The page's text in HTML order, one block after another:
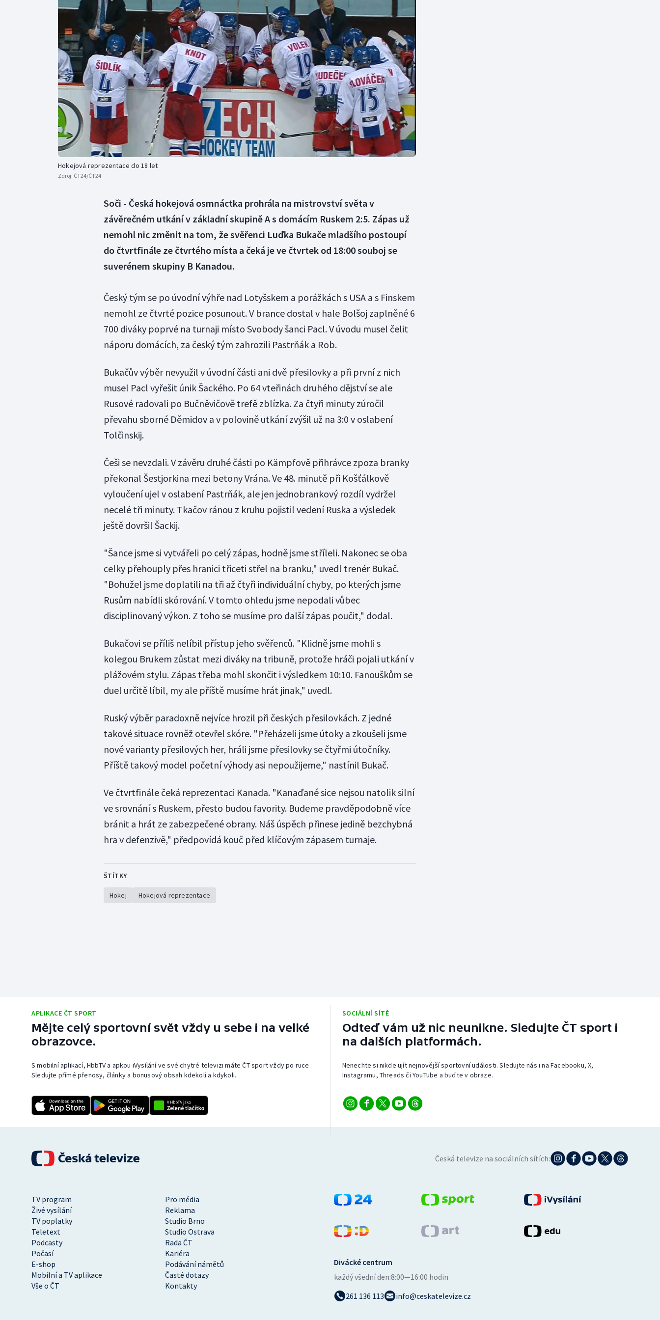
Curling
Dostihy
Florbal
Futsal
Golf
Gymnastika
Moderní pětiboj
Motorsport
Olympijské hry
Parasport
Plavání
Plážový volejbal
Vodní slalom
Volejbal
Ostatní
Hokejová reprezentace do 18 let
Zdroj: ČT24/ČT24
Soči - Česká hokejová osmnáctka prohrála na mistrovství světa v
závěrečném utkání v základní skupině A s domácím Ruskem 2:5. Zápas už
nemohl nic změnit na tom, že svěřenci Luďka Bukače mladšího postoupí
do čtvrtfinále ze čtvrtého místa a čeká je ve čtvrtek od 18:00 souboj se
suverénem skupiny B Kanadou.
Český tým se po úvodní výhře nad Lotyšskem a porážkách s USA a s Finskem
nemohl ze čtvrté pozice posunout. V brance dostal v hale Bolšoj zaplněné 6
700 diváky poprvé na turnaji místo Svobody šanci Pacl. V úvodu musel čelit
náporu domácích, za český tým zahrozili Pastrňák a Rob.
Bukačův výběr nevyužil v úvodní části ani dvě přesilovky a při první z nich
musel Pacl vyřešit únik Šackého. Po 64 vteřinách druhého dějství se ale
Rusové radovali po Bučněvičově trefě zblízka. Za čtyři minuty zúročil
převahu sborné Děmidov a v polovině utkání zvýšil už na 3:0 v oslabení
Tolčinskij.
Češi se nevzdali. V závěru druhé části po Kämpfově přihrávce zpoza branky
překonal Šestjorkina mezi betony Vrána. Ve 48. minutě při Košťálkově
vyloučení ujel v oslabení Pastrňák, ale jen jednobrankový rozdíl vydržel
necelé tři minuty. Tkačov ránou z kruhu pojistil vedení Ruska a výsledek
ještě dovršil Šackij.
"Šance jsme si vytvářeli po celý zápas, hodně jsme stříleli. Nakonec se oba
celky přehouply přes hranici třiceti střel na branku," uvedl trenér Bukač.
"Bohužel jsme doplatili na tři až čtyři individuální chyby, po kterých jsme
Rusům nabídli skórování. V tomto ohledu jsme nepodali vůbec
disciplinovaný výkon. Z toho se musíme pro další zápas poučit," dodal.
Bukačovi se příliš nelíbil přístup jeho svěřenců. "Klidně jsme mohli s
kolegou Brukem zůstat mezi diváky na tribuně, protože hráči pojali utkání v
plážovém stylu. Zápas třeba mohl skončit i výsledkem 10:10. Fanouškům se
duel určitě líbil, my ale příště musíme hrát jinak," uvedl.
Ruský výběr paradoxně nejvíce hrozil při českých přesilovkách. Z jedné
takové situace rovněž otevřel skóre. "Přeházeli jsme útoky a zkoušeli jsme
nové varianty přesilových her, hráli jsme přesilovky se čtyřmi útočníky.
Příště takový model početní výhody asi nepoužijeme," nastínil Bukač.
Ve čtvrtfinále čeká reprezentaci Kanada. "Kanaďané sice nejsou natolik silní
ve srovnání s Ruskem, přesto budou favority. Budeme pravděpodobně více
bránit a hrát ze zabezpečené obrany. Náš úspěch přinese jedině bezchybná
hra v defenzivě," předpovídá kouč před klíčovým zápasem turnaje.
ŠTÍTKY
Hokej Hokejová reprezentace
APLIKACE ČT SPORT
Mějte celý sportovní svět vždy u sebe i na velké
obrazovce.
S mobilní aplikací, HbbTV a apkou iVysílání ve své chytré televizi máte ČT sport vždy po ruce.
Sledujte přímé přenosy, články a bonusový obsah kdekoli a kdykoli.
SOCIÁLNÍ SÍTĚ
Odteď vám už nic neunikne. Sledujte ČT sport i
na dalších platformách.
Nenechte si nikde ujít nejnovější sportovní události. Sledujte nás i na Facebooku, X,
Instagramu, Threads či YouTube a buďte v obraze.
Česká televize na sociálních sítích:
TV program
Pro média
Živé vysílání
Reklama
TV poplatky
Studio Brno
Teletext
Studio Ostrava
Podcasty
Rada ČT
Počasí
Kariéra
E-shop
Podávání námětů
Mobilní a TV aplikace
Časté dotazy
Vše o ČT
Kontakty
Divácké centrum
každý všední den:8:00—16:00 hodin
261 136 113
info@ceskatelevize.cz